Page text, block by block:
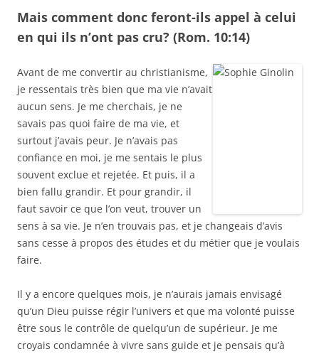
Mais comment donc feront-ils appel à celui
en qui ils n’ont pas cru? (Rom. 10:14)
Avant de me convertir au christianisme,
je ressentais très bien que ma vie n’avait
aucun sens. Je me cherchais, je ne
savais pas quoi faire de ma vie, et
surtout j’avais peur. Je n’avais pas
confiance en moi, je me sentais le plus
souvent exclue et rejetée. Et puis, il a
bien fallu grandir. Et pour grandir, il
faut savoir ce que l’on veut, trouver un
sens à sa vie. Je n’en trouvais pas, et je changeais d’avis
sans cesse à propos des études et du métier que je voulais
faire.
Il y a encore quelques mois, je n’aurais jamais envisagé
qu’un Dieu puisse régir l’univers et que ma volonté puisse
être sous le contrôle de quelqu’un de supérieur. Je me
croyais condamnée à vivre sans guide et je pensais qu’à